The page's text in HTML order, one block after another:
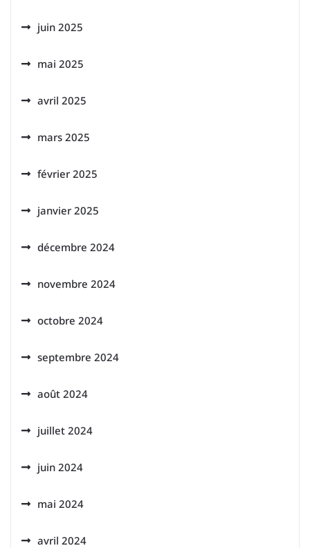
juin 2025
mai 2025
avril 2025
mars 2025
février 2025
janvier 2025
décembre 2024
novembre 2024
octobre 2024
septembre 2024
août 2024
juillet 2024
juin 2024
mai 2024
avril 2024